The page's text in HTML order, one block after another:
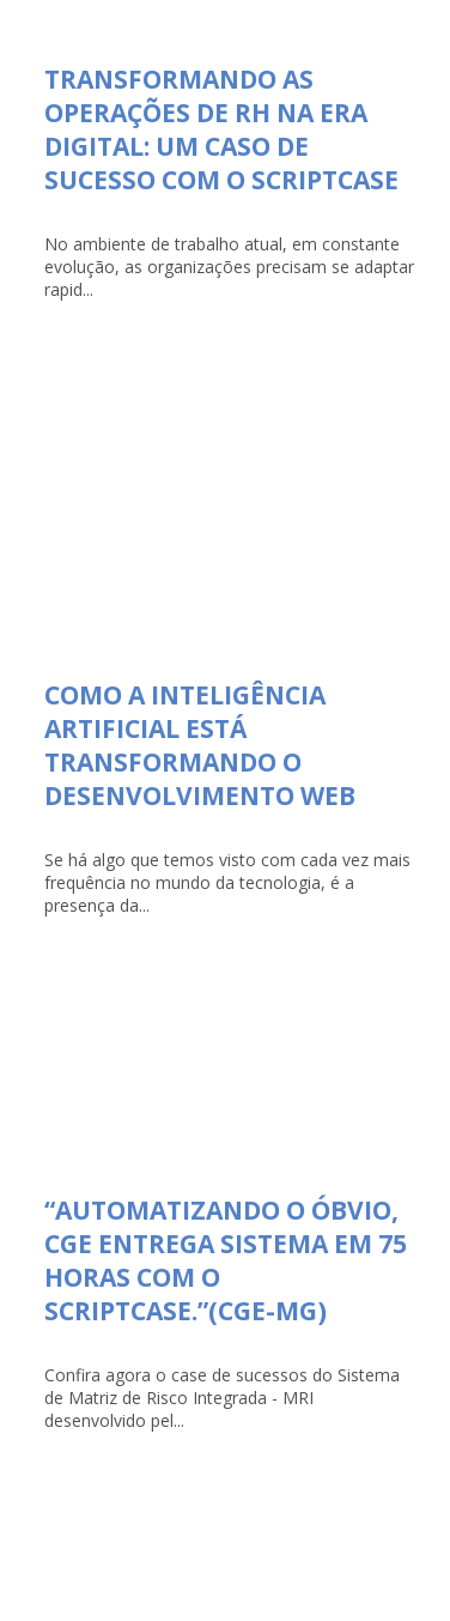
TRANSFORMANDO AS
OPERAÇÕES DE RH NA ERA
DIGITAL: UM CASO DE
SUCESSO COM O SCRIPTCASE
No ambiente de trabalho atual, em constante
evolução, as organizações precisam se adaptar
rapid...
COMO A INTELIGÊNCIA
ARTIFICIAL ESTÁ
TRANSFORMANDO O
DESENVOLVIMENTO WEB
Se há algo que temos visto com cada vez mais
frequência no mundo da tecnologia, é a
presença da...
“AUTOMATIZANDO O ÓBVIO,
CGE ENTREGA SISTEMA EM 75
HORAS COM O
SCRIPTCASE.”(CGE-MG)
Confira agora o case de sucessos do Sistema
de Matriz de Risco Integrada - MRI
desenvolvido pel...